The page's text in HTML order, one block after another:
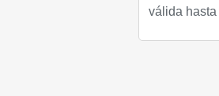
válida hasta